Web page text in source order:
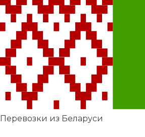
Перевозки из Беларуси